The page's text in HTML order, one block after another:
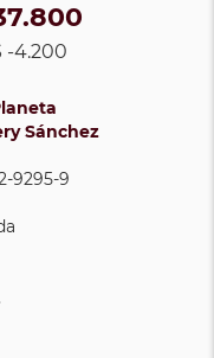
-4.200
Sánchez
9295-9